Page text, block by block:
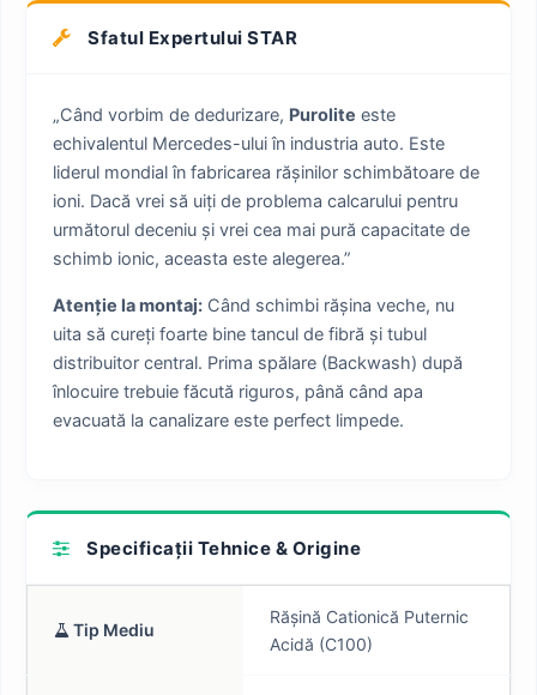
Sfatul Expertului STAR
„Când vorbim de dedurizare, Purolite este
echivalentul Mercedes-ului în industria auto. Este
liderul mondial în fabricarea rășinilor schimbătoare de
ioni. Dacă vrei să uiți de problema calcarului pentru
următorul deceniu și vrei cea mai pură capacitate de
schimb ionic, aceasta este alegerea.”
Atenție la montaj: Când schimbi rășina veche, nu
uita să cureți foarte bine tancul de fibră și tubul
distribuitor central. Prima spălare (Backwash) după
înlocuire trebuie făcută riguros, până când apa
evacuată la canalizare este perfect limpede.
Specificații Tehnice & Origine
Tip Mediu
Rășină Cationică Puternic
Acidă (C100)